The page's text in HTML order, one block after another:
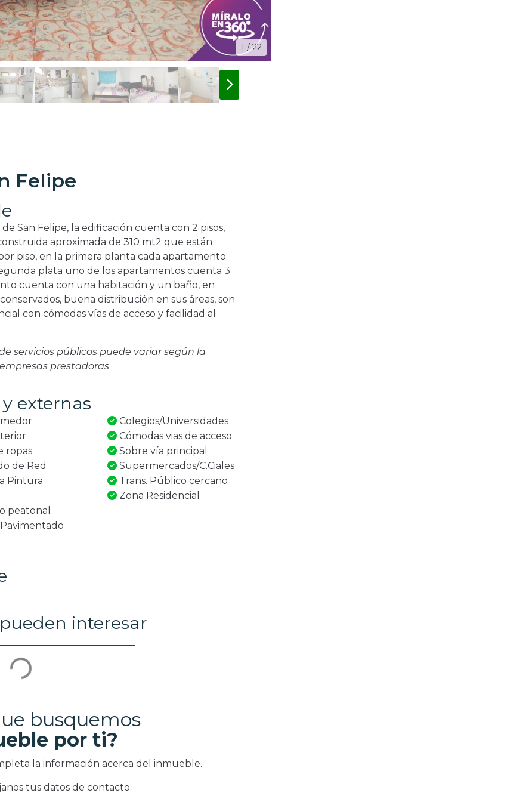
1 / 22
Felipe
San Felipe, la edificación cuenta con 2 pisos,
aproximada de 310 mt2 que están
piso, en la primera planta cada apartamento
plata uno de los apartamentos cuenta 3
cuenta con una habitación y un baño, en
buena distribución en sus áreas, son
con cómodas vías de acceso y facilidad al
servicios públicos puede variar según la
prestadoras
externas
ropas
de Red
Pintura
peatonal
Colegios/Universidades
Cómodas vias de acceso
Sobre vía principal
Supermercados/C.Ciales
Trans. Público cercano
Zona Residencial
interesar
busquemos
por ti?
la información acerca del inmueble.
tus datos de contacto.